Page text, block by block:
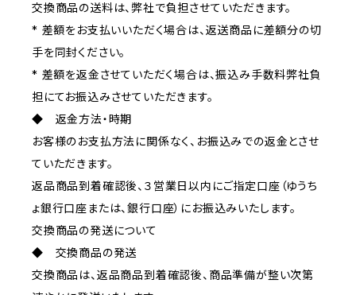
交換商品の送料は、弊社で負担させていただきます。
* 差額をお支払いいただく場合は、返送商品に差額分の切
手を同封ください。
* 差額を返金させていただく場合は、振込み手数料弊社負
担にてお振込みさせていただきます。
◆ 返金方法・時期
お客様のお支払方法に関係なく、お振込みでの返金とさせ
ていただきます。
返品商品到着確認後、３営業日以内にご指定口座（ゆうち
ょ銀行口座または、銀行口座）にお振込みいたします。
交換商品の発送について
◆ 交換商品の発送
交換商品は、返品商品到着確認後、商品準備が整い次第